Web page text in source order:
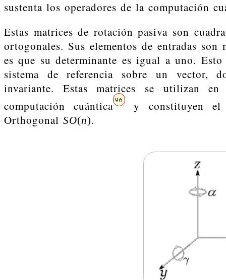
sustenta los operadores de la computación
Estas matrices de rotación pasiva son
ortogonales. Sus elementos de entradas
es que su determinante es igual a uno.
sistema de referencia sobre un vector,
invariante. Estas matrices se utilizan
computación cuántica 96
y constituyen el
Orthogonal SO(n).